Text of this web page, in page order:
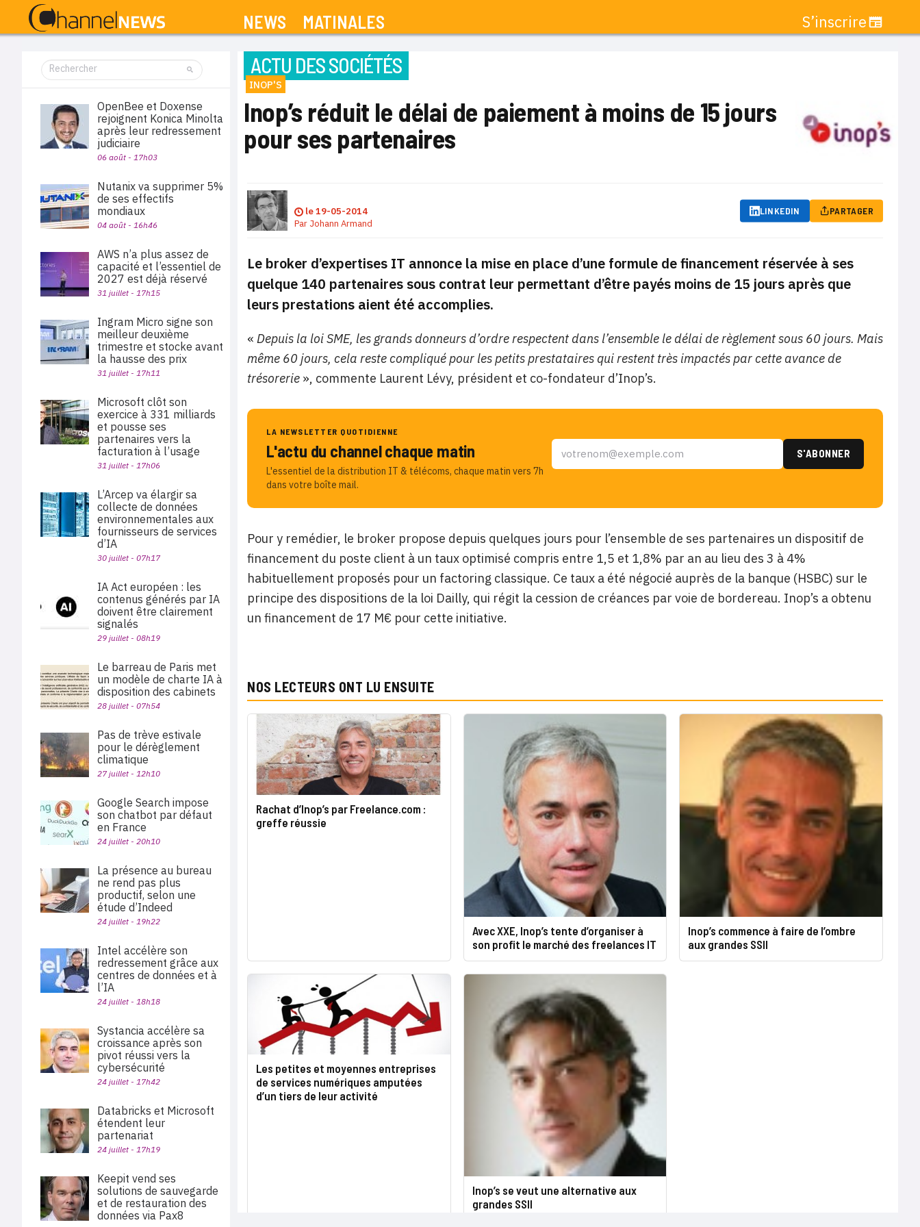
NEWS MATINALES S’inscrire
ACTU DES SOCIÉTÉS
INOP'S
Inop’s réduit le délai de paiement à moins de 15 jours
pour ses partenaires
le19-05-2014
Par Johann Armand
LINKEDIN PARTAGER
Le broker d’expertises IT annonce la mise en place d’une formule de financement réservée à ses
quelque 140 partenaires sous contrat leur permettant d’être payés moins de 15 jours après que
leurs prestations aient été accomplies.
« Depuis la loi SME, les grands donneurs d’ordre respectent dans l’ensemble le délai de règlement sous 60 jours. Mais
même 60 jours, cela reste compliqué pour les petits prestataires qui restent très impactés par cette avance de
trésorerie », commente Laurent Lévy, président et co-fondateur d’Inop’s.
LA NEWSLETTER QUOTIDIENNE
L'actu du channel chaque matin
L'essentiel de la distribution IT & télécoms, chaque matin vers 7h
dans votre boîte mail.
Pour y remédier, le broker propose depuis quelques jours pour l’ensemble de ses partenaires un dispositif de
financement du poste client à un taux optimisé compris entre 1,5 et 1,8% par an au lieu des 3 à 4%
habituellement proposés pour un factoring classique. Ce taux a été négocié auprès de la banque (HSBC) sur le
principe des dispositions de la loi Dailly, qui régit la cession de créances par voie de bordereau. Inop’s a obtenu
un financement de 17 M€ pour cette initiative.
NOS LECTEURS ONT LU ENSUITE
Rachat d’Inop’s par Freelance.com :
greffe réussie
Avec XXE, Inop’s tente d’organiser à
son profit le marché des freelances IT
Inop’s commence à faire de l’ombre
aux grandes SSII
Les petites et moyennes entreprises
de services numériques amputées
d’un tiers de leur activité
Inop’s se veut une alternative aux
grandes SSII
OpenBee et Doxense
rejoignent Konica Minolta
après leur redressement
judiciaire
06 août - 17h03
Nutanix va supprimer 5%
de ses effectifs
mondiaux
04 août - 16h46
AWS n’a plus assez de
capacité et l’essentiel de
2027 est déjà réservé
31 juillet - 17h15
Ingram Micro signe son
meilleur deuxième
trimestre et stocke avant
la hausse des prix
31 juillet - 17h11
Microsoft clôt son
exercice à 331 milliards
et pousse ses
partenaires vers la
facturation à l’usage
31 juillet - 17h06
L’Arcep va élargir sa
collecte de données
environnementales aux
fournisseurs de services
d’IA
30 juillet - 07h17
IA Act européen : les
contenus générés par IA
doivent être clairement
signalés
29 juillet - 08h19
Le barreau de Paris met
un modèle de charte IA à
disposition des cabinets
28 juillet - 07h54
Pas de trève estivale
pour le dérèglement
climatique
27 juillet - 12h10
Google Search impose
son chatbot par défaut
en France
24 juillet - 20h10
La présence au bureau
ne rend pas plus
productif, selon une
étude d’Indeed
24 juillet - 19h22
Intel accélère son
redressement grâce aux
centres de données et à
l’IA
24 juillet - 18h18
Systancia accélère sa
croissance après son
pivot réussi vers la
cybersécurité
24 juillet - 17h42
Databricks et Microsoft
étendent leur
partenariat
24 juillet - 17h19
Keepit vend ses
solutions de sauvegarde
et de restauration des
données via Pax8